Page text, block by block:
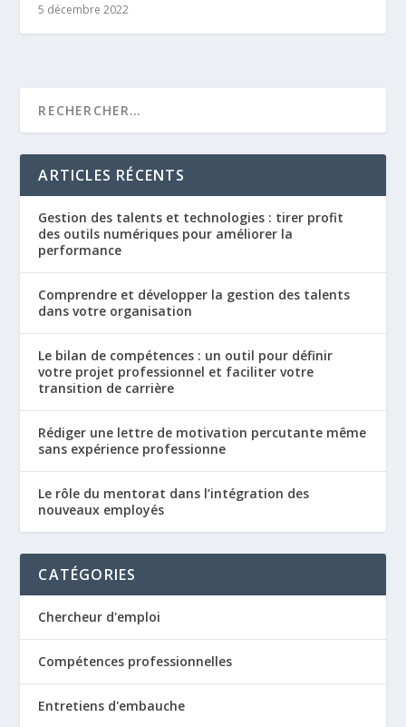
5 décembre 2022
ARTICLES RÉCENTS
Gestion des talents et technologies : tirer profit
des outils numériques pour améliorer la
performance
Comprendre et développer la gestion des talents
dans votre organisation
Le bilan de compétences : un outil pour définir
votre projet professionnel et faciliter votre
transition de carrière
Rédiger une lettre de motivation percutante même
sans expérience professionne
Le rôle du mentorat dans l’intégration des
nouveaux employés
CATÉGORIES
Chercheur d'emploi
Compétences professionnelles
Entretiens d'embauche